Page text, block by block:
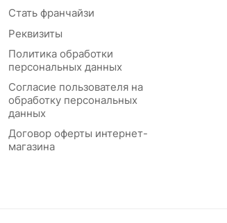
Стать франчайзи
Реквизиты
Политика обработки
персональных данных
Согласие пользователя на
обработку персональных
данных
Договор оферты интернет-
магазина